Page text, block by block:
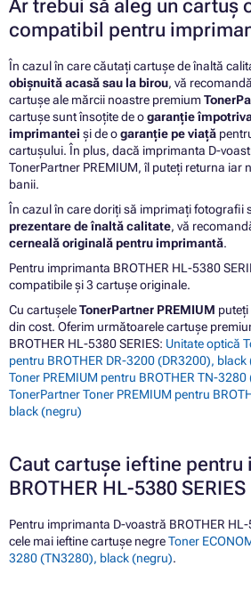
Ar trebui să aleg un cartuș
compatibil pentru
În cazul în care căutați cartușe de înaltă
obișnuită acasă sau la birou, vă
cartușe ale mărcii noastre premium
cartușe sunt însoțite de ogaranție
imprimantei și de ogaranție pe viață
cartușului. În plus, dacă imprimanta D-
TonerPartner PREMIUM, îl puteți returna iar
banii.
În cazul în care doriți să imprimați fotografii
prezentare de înaltă calitate, vă
cerneală originală pentru imprimantă.
Pentru imprimanta BROTHER HL-5380
compatibile și 3 cartușe originale.
Cu cartușeleTonerPartner PREMIUM puteți
din cost. Oferim următoarele cartușe
BROTHER HL-5380 SERIES: Unitate optică
pentru BROTHER DR-3200 (DR3200), black
Toner PREMIUM pentru BROTHER TN-
TonerPartner Toner PREMIUM pentru
black (negru)
Caut cartușe ieftine pentru
BROTHER HL-5380 SERIES
Pentru imprimanta D-voastră BROTHER
cele mai ieftine cartușe negreToner
3280 (TN3280), black (negru).